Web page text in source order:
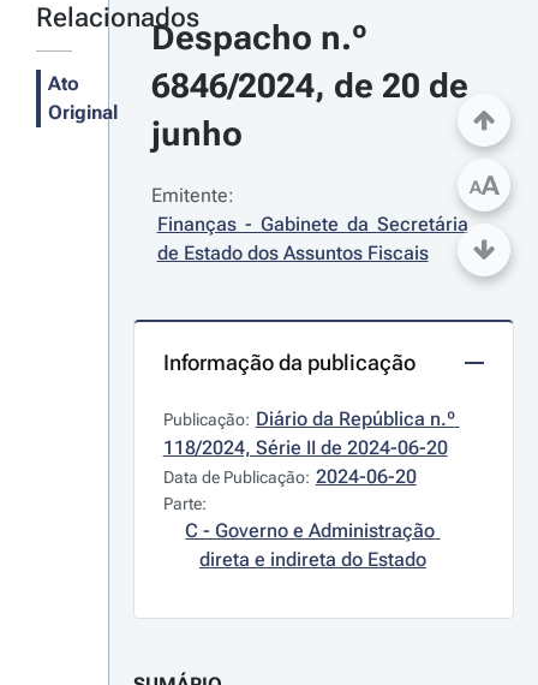
Relacionados
Ato
Original
Despacho n.º
6846/2024, de 20 de
junho
Emitente:
Finanças - Gabinete da Secretária
de Estado dos Assuntos Fiscais
Informação da publicação
Publicação: Diário da República n.º
118/2024, Série II de 2024-06-20
Data de Publicação: 2024-06-20
Parte:
C - Governo e Administração
direta e indireta do Estado
AA